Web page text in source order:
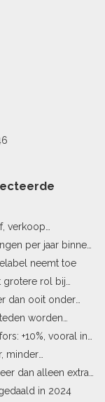
verkoop
per jaar binnen
neemt toe
grotere rol bij
dan ooit onder
worden
+10%, vooral in
minder
dan alleen extra
in 2024